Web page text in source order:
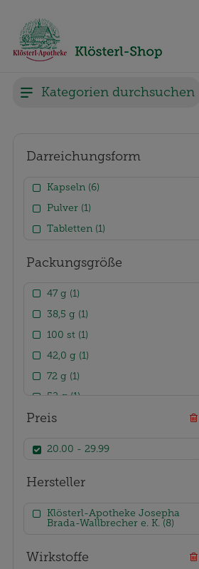
Kategorien durchsuchen
Darreichungsform
Kapseln (6)
Pulver (1)
Tabletten (1)
Packungsgröße
47 g (1)
38,5 g (1)
100 st (1)
42,0 g (1)
72 g (1)
52 g (1)
42 g (1)
Preis
20.00 - 29.99
Hersteller
Klösterl-Apotheke Josepha
Brada-Wallbrecher e. K. (8)
Wirkstoffe